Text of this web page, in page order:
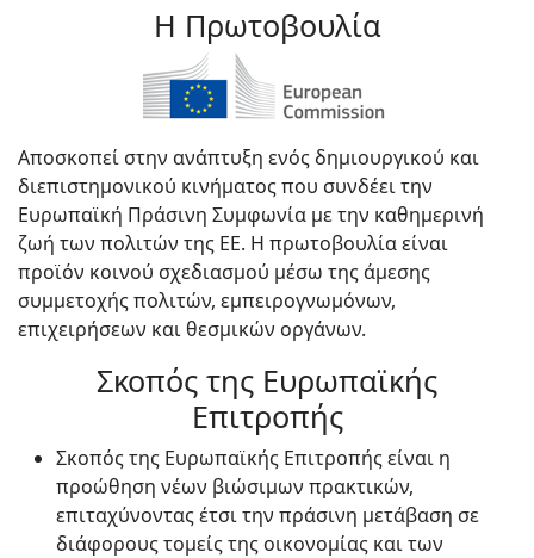
Η Πρωτοβουλία
Αποσκοπεί στην ανάπτυξη ενός δημιουργικού και
διεπιστημονικού κινήματος που συνδέει την
Ευρωπαϊκή Πράσινη Συμφωνία με την καθημερινή
ζωή των πολιτών της ΕΕ. Η πρωτοβουλία είναι
προϊόν κοινού σχεδιασμού μέσω της άμεσης
συμμετοχής πολιτών, εμπειρογνωμόνων,
επιχειρήσεων και θεσμικών οργάνων.
Σκοπός της Ευρωπαϊκής
Επιτροπής
Σκοπός της Ευρωπαϊκής Επιτροπής είναι η
προώθηση νέων βιώσιμων πρακτικών,
επιταχύνοντας έτσι την πράσινη μετάβαση σε
διάφορους τομείς της οικονομίας και των